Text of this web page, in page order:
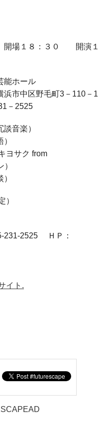
開場１８：３０ 開演１
能ホール
区野毛町3－110－1
2525
音楽）
サク from
）
231-2525 ＨＰ：
イト.